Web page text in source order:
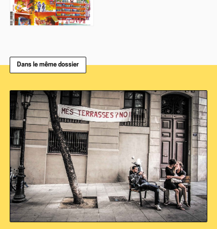
Dans le même dossier